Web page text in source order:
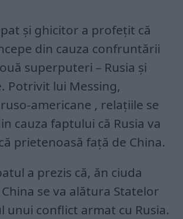
și ghicitor a profețit că
din cauza confruntării
superputeri – Rusia și
Potrivit lui Messing,
americane , relațiile se
cauza faptului că Rusia va
prietenoasă față de China.
a prezis că, ăn ciuda
se va alătura Statelor
unui conflict armat cu Rusia.